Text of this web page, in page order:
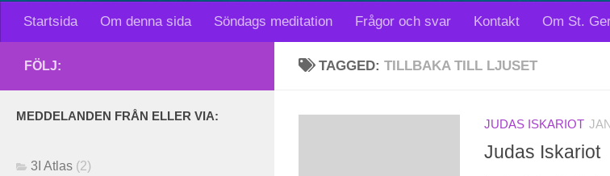
Startsida Om denna sida Söndags meditation Frågor och svar Kontakt Om St.
TAGGED: TILLBAKA TILL LJUSET
JUDAS ISKARIOT
Judas Iskariot
FÖLJ:
MEDDELANDEN FRÅN ELLER VIA:
3I Atlas (2)